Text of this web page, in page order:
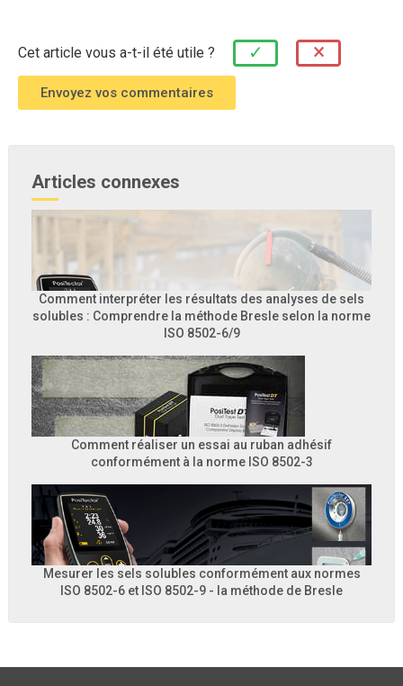
Cet article vous a-t-il été utile ? ✓ ×
Articles connexes
Comment interpréter les résultats des analyses de sels
solubles : Comprendre la méthode Bresle selon la norme
ISO 8502-6/9
Comment réaliser un essai au ruban adhésif
conformément à la norme ISO 8502-3
Mesurer les sels solubles conformément aux normes
ISO 8502-6 et ISO 8502-9 - la méthode de Bresle